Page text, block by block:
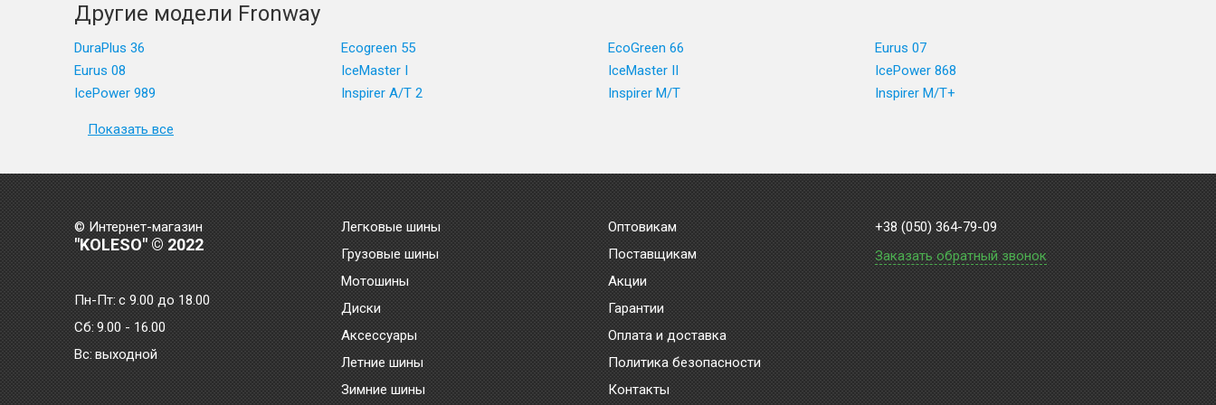
Другие модели Fronway
DuraPlus 36 Ecogreen 55 EcoGreen 66
Eurus 07
Eurus 08
IceMaster I IceMaster II
IcePower 868
IcePower 989
Inspirer A/T 2 Inspirer M/T Inspirer M/T+
Показать все
© Интернет-магазин
"KOLESO" © 2022
Пн-Пт:с 9.00 до 18.00
Сб: 9.00 - 16.00
Bc: выходной
Легковые шины
Грузовые шины
Мотошины
Диски
Аксессуары
Летние шины
Зимние шины
Оптовикам
Поставщикам
Акции
Гарантии
Оплата и доставка
Политика безопасности
Контакты
+38 (050) 364-79-09
Заказать обратный звонок